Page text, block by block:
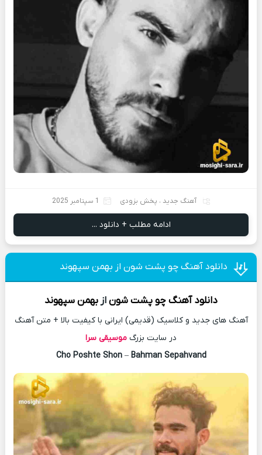
آهنگ جدید ، پخش بزودی 1 سپتامبر 2025
ادامه مطلب + دانلود ...
دانلود آهنگ چو پشت شون از بهمن سپهوند
دانلود آهنگچو پشت شونازبهمن سپهوند
آهنگ های جدید و کلاسیک (قدیمی) ایرانی با کیفیت بالا + متن آهنگ
در سایت بزرگ موسیقی سرا
Cho Poshte Shon– Bahman Sepahvand